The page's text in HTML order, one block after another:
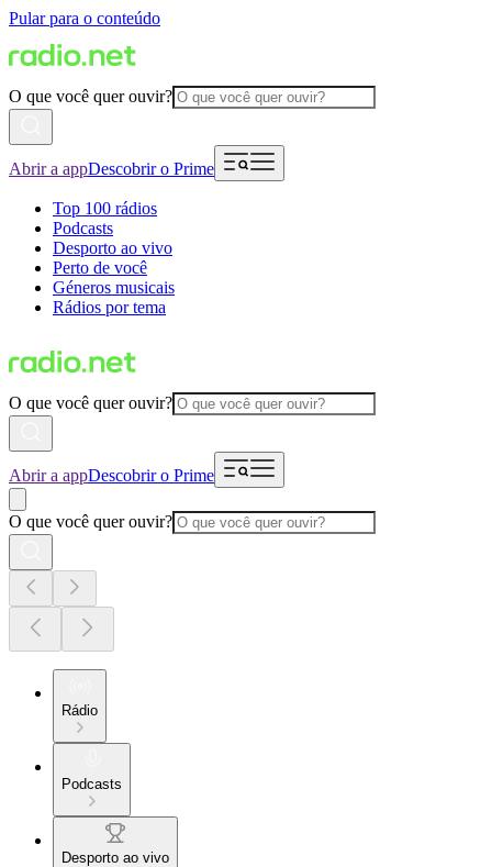
Pular para o conteúdo
O que você quer ouvir?
Abrir a appDescobrir o Prime
Top 100 rádios
Podcasts
Desporto ao vivo
Perto de você
Géneros musicais
Rádios por tema
O que você quer ouvir?
Abrir a appDescobrir o Prime
O que você quer ouvir?
Rádio
Podcasts
Desporto ao vivo